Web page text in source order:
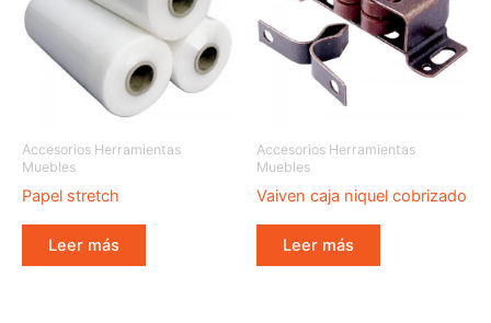
Accesorios Herramientas
Muebles
Papel stretch
Leer más
Accesorios Herramientas
Muebles
Vaiven caja niquel cobrizado
Leer más